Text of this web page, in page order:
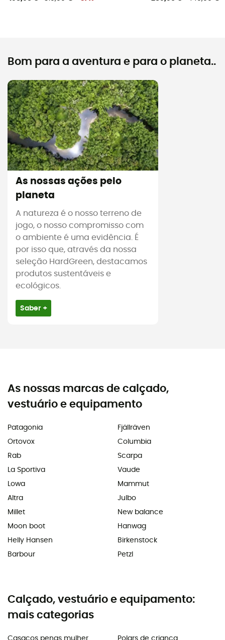
Bom para a aventura e para o planeta..
As nossas ações pelo
planeta
A natureza é o nosso terreno de
jogo, o nosso compromisso com
o ambiente é uma evidência. É
por isso que, através da nossa
seleção HardGreen, destacamos
produtos sustentáveis e
ecológicos.
Saber +
As nossas marcas de calçado,
vestuário e equipamento
Patagonia
Ortovox
Rab
La Sportiva
Lowa
Altra
Millet
Moon boot
Helly Hansen
Barbour
Fjällräven
Columbia
Scarpa
Vaude
Mammut
Julbo
New balance
Hanwag
Birkenstock
Petzl
Calçado, vestuário e equipamento:
mais categorias
Casacos penas mulher
Polars de criança